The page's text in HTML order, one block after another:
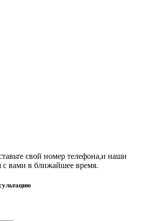
свой номер телефона,и наши
с вами в ближайшее время.